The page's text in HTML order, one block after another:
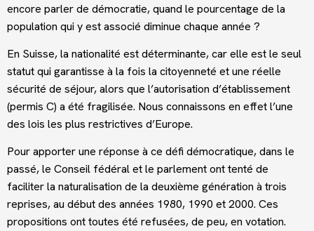
encore parler de démocratie, quand le pourcentage de la
population qui y est associé diminue chaque année ?
En Suisse, la nationalité est déterminante, car elle est le seul
statut qui garantisse à la fois la citoyenneté et une réelle
sécurité de séjour, alors que l’autorisation d’établissement
(permis C) a été fragilisée. Nous connaissons en effet l’une
des lois les plus restrictives d’Europe.
Pour apporter une réponse à ce défi démocratique, dans le
passé, le Conseil fédéral et le parlement ont tenté de
faciliter la naturalisation de la deuxième génération à trois
reprises, au début des années 1980, 1990 et 2000. Ces
propositions ont toutes été refusées, de peu, en votation.